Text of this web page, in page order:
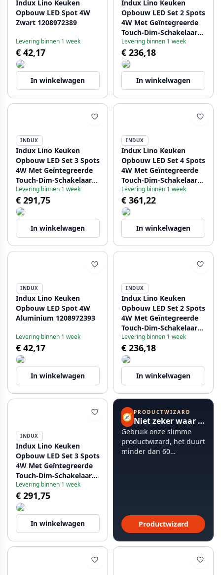
Indux Lino Keuken
Opbouw LED Spot 4W
Zwart 1208972389
Levering binnen 1 week
€ 42,17
In winkelwagen
Indux Lino Keuken
Opbouw LED Set 2 Spots
4W Met Geïntegreerde
Touch-Dim-Schakelaar
Zwart 1208972390
Levering binnen 1 week
€ 236,18
In winkelwagen
INDUX
Indux Lino Keuken
Opbouw LED Set 3 Spots
4W Met Geïntegreerde
Touch-Dim-Schakelaar
Zwart 1208972391
Levering binnen 1 week
€ 291,75
In winkelwagen
INDUX
Indux Lino Keuken
Opbouw LED Set 4 Spots
4W Met Geïntegreerde
Touch-Dim-Schakelaar
Zwart 1208972392
Levering binnen 1 week
€ 361,22
In winkelwagen
INDUX
Indux Lino Keuken
Opbouw LED Spot 4W
Aluminium 1208972393
Levering binnen 1 week
€ 42,17
In winkelwagen
INDUX
Indux Lino Keuken
Opbouw LED Set 2 Spots
4W Met Geïntegreerde
Touch-Dim-Schakelaar
Aluminium 1208972394
Levering binnen 1 week
€ 236,18
In winkelwagen
INDUX
Indux Lino Keuken
Opbouw LED Set 3 Spots
4W Met Geïntegreerde
Touch-Dim-Schakelaar
Aluminium 1208972395
Levering binnen 1 week
€ 291,75
In winkelwagen
🧭 PRODUCTWIZARD
Niet zeker waar te beginnen?
Gebruik onze slimme
productwizard, het duurt
minder dan 60
Productwizard